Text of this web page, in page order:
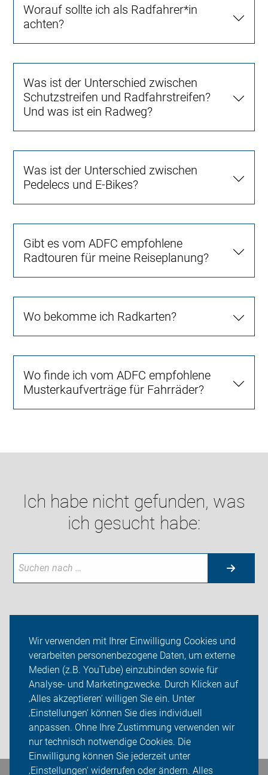
Wir verwenden mit Ihrer Einwilligung Cookies und
verarbeiten personenbezogene Daten, um externe
Medien (z.B. YouTube) einzubinden sowie für
Analyse- und Marketingzwecke. Durch Klicken auf
‚Alles akzeptieren‘ willigen Sie ein. Unter
‚Einstellungen‘ können Sie dies individuell
anpassen. Ohne Ihre Zustimmung verwenden wir
nur technisch notwendige Cookies. Die
Einwilligung können Sie jederzeit unter
‚Einstellungen‘ widerrufen oder ändern. Alles
Worauf sollte ich als Radfahrer*in
achten?
Was ist der Unterschied zwischen
Schutzstreifen und Radfahrstreifen?
Und was ist ein Radweg?
Was ist der Unterschied zwischen
Pedelecs und E-Bikes?
Gibt es vom ADFC empfohlene
Radtouren für meine Reiseplanung?
Wo bekomme ich Radkarten?
Wo finde ich vom ADFC empfohlene
Musterkaufverträge für Fahrräder?
Ich habe nicht gefunden, was
ich gesucht habe:
ADFC Landshut / Dingolfing-Landau
Aktuelles/Lokale Infos
Sei dabei